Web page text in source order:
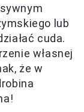
lub
cuda.
własnej
że w